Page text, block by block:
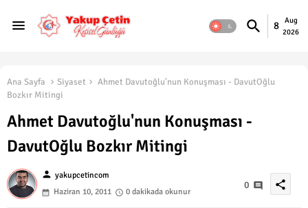
8
Aug
2026
Ana Sayfa Siyaset
Ahmet Davutoğlu'nun Konuşması - DavutOğlu
Bozkır Mitingi
Ahmet Davutoğlu'nun Konuşması -
DavutOğlu Bozkır Mitingi
person yakupcetincom
Haziran 10, 2011
0 dakikada okunur
0 share